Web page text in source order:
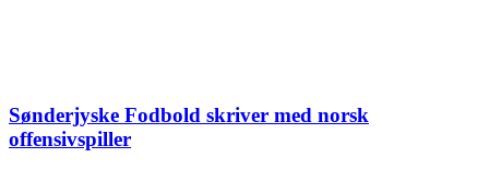
Sønderjyske Fodbold skriver med norsk
offensivspiller